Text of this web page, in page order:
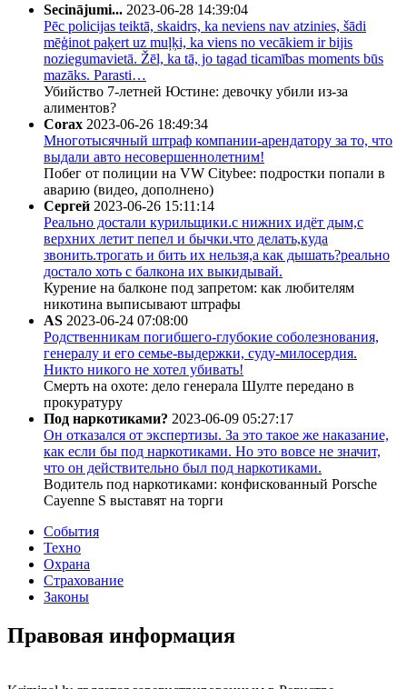
Secinājumi... 2023-06-28 14:39:04
Pēc policijas teiktā, skaidrs, ka neviens nav atzinies, šādi
mēģinot paķert uz muļķi, ka viens no vecākiem ir bijis
noziegumavietā. Žēl, ka tā, jo tagad ticamības moments būs
mazāks. Parasti…
Убийство 7-летней Юстине: девочку убили из-за
алиментов?
Corax 2023-06-26 18:49:34
Многотысячный штраф компании-арендатору за то, что
выдали авто несовершеннолетним!
Побег от полиции на VW Citybee: подростки попали в
аварию (видео, дополнено)
Сергей 2023-06-26 15:11:14
Реально достали курильщики.с нижних идёт дым,с
верхних летит пепел и бычки.что делать,куда
звонить.трогать и бить их нельзя,а как дышать?реально
достало хоть с балкона их выкидывай.
Курение на балконе под запретом: как любителям
никотина выписывают штрафы
AS 2023-06-24 07:08:00
Родственникам погибшего-глубокие соболезнования,
генералу и его семье-выдержки, суду-милосердия.
Никто никого не хотел убивать!
Смерть на охоте: дело генерала Шулте передано в
прокуратуру
Под наркотиками? 2023-06-09 05:27:17
Он отказался от экспертизы. За это такое же наказание,
как если бы под наркотиками. Но это вовсе не значит,
что он действительно был под наркотиками.
Водитель под наркотиками: конфискованный Porsche
Cayenne S выставят на торги
События
Техно
Охрана
Страхование
Законы
Правовая информация